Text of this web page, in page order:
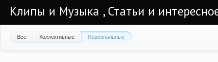
Клипы и Музыка , Статьи и
Все Коллективные Персональные